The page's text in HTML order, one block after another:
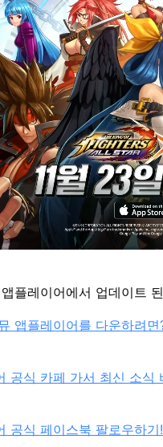
플레이어에서 업데이트 된
앱플레이어를 다운하려면
공식 카페 가서 최신 소식
공식 페이스북 팔로우하기!